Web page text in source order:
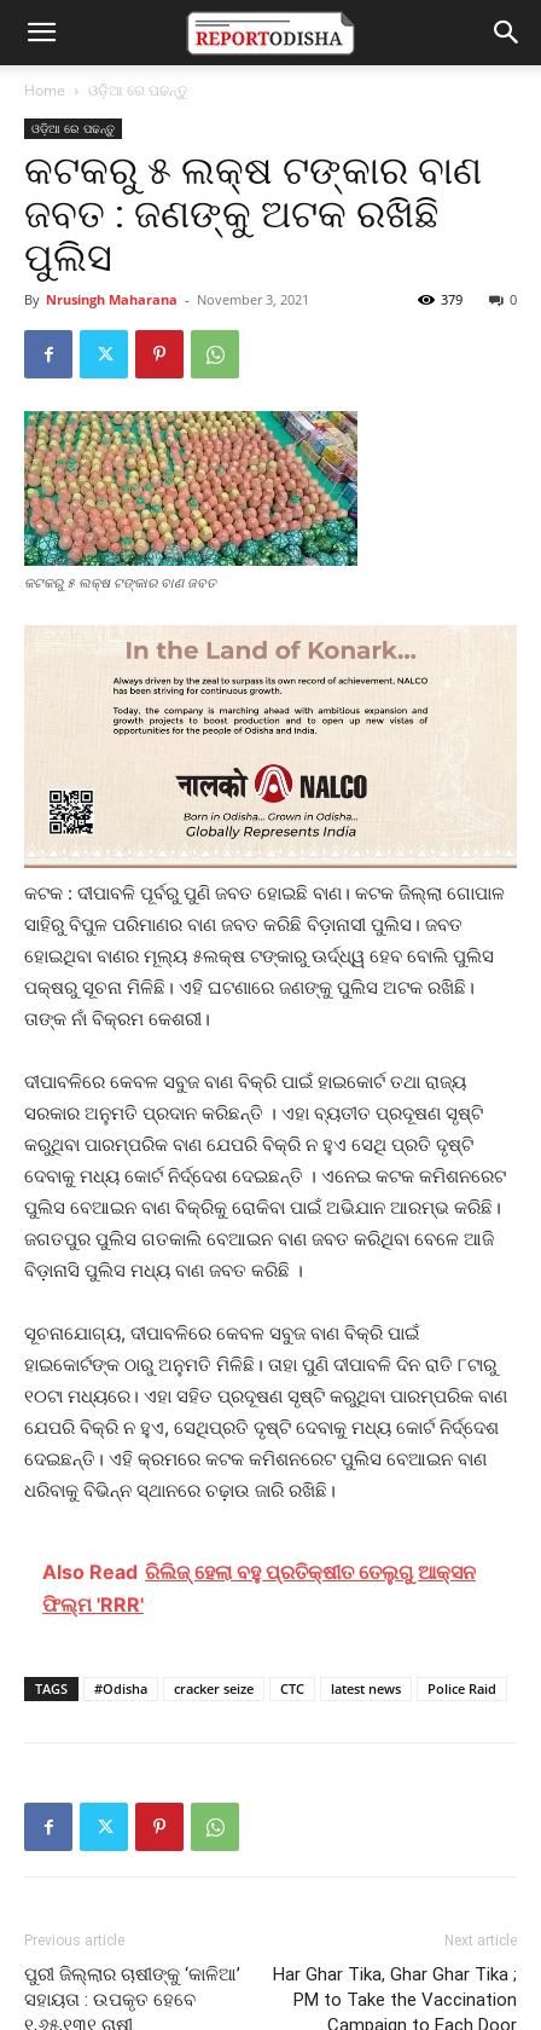
Home ଓଡ଼ିଆ ରେ ପଢନ୍ତୁ
ଓଡ଼ିଆ ରେ ପଢନ୍ତୁ
କଟକରୁ ୫ ଲକ୍ଷ ଟଙ୍କାର ବାଣ
ଜବତ : ଜଣଙ୍କୁ ଅଟକ ରଖିଛି
ପୁଲିସ
By Nrusingh Maharana - November 3, 2021 0
379
କଟକରୁ ୫ ଲକ୍ଷ ଟଙ୍କାର ବାଣ ଜବତ
କଟକ : ଦୀପାବଳି ପୂର୍ବରୁ ପୁଣି ଜବତ ହୋଇଛି ବାଣ। କଟକ ଜିଲ୍ଲା ଗୋପାଳ
ସାହିରୁ ବିପୁଳ ପରିମାଣର ବାଣ ଜବତ କରିଛି ବିଡ଼ାନାସୀ ପୁଲିସ। ଜବତ
ହୋଇଥିବା ବାଣର ମୂଲ୍ୟ ୫ଲକ୍ଷ ଟଙ୍କାରୁ ଊର୍ଦ୍ଧ୍ୱ ହେବ ବୋଲି ପୁଲିସ
ପକ୍ଷରୁ ସୂଚନା ମିଳିଛି। ଏହି ଘଟଣାରେ ଜଣଙ୍କୁ ପୁଲିସ ଅଟକ ରଖିଛି।
ତାଙ୍କ ନାଁ ବିକ୍ରମ କେଶରୀ।
ଦୀପାବଳିରେ କେବଳ ସବୁଜ ବାଣ ବିକ୍ରି ପାଇଁ ହାଇକୋର୍ଟ ତଥା ରାଜ୍ୟ
ସରକାର ଅନୁମତି ପ୍ରଦାନ କରିଛନ୍ତି । ଏହା ବ୍ୟତୀତ ପ୍ରଦୂଷଣ ସୃଷ୍ଟି
କରୁଥିବା ପାରମ୍ପରିକ ବାଣ ଯେପରି ବିକ୍ରି ନ ହୁଏ ସେଥି ପ୍ରତି ଦୃଷ୍ଟି
ଦେବାକୁ ମଧ୍ୟ କୋର୍ଟ ନିର୍ଦ୍ଦେଶ ଦେଇଛନ୍ତି । ଏନେଇ କଟକ କମିଶନରେଟ
ପୁଲିସ ବେଆଇନ ବାଣ ବିକ୍ରିକୁ ରୋକିବା ପାଇଁ ଅଭିଯାନ ଆରମ୍ଭ କରିଛି।
ଜଗତପୁର ପୁଲିସ ଗତକାଲି ବେଆଇନ ବାଣ ଜବତ କରିଥିବା ବେଳେ ଆଜି
ବିଡ଼ାନାସି ପୁଲିସ ମଧ୍ୟ ବାଣ ଜବତ କରିଛି ।
ସୂଚନାଯୋଗ୍ୟ, ଦୀପାବଳିରେ କେବଳ ସବୁଜ ବାଣ ବିକ୍ରି ପାଇଁ
ହାଇକୋର୍ଟଙ୍କ ଠାରୁ ଅନୁମତି ମିଳିଛି। ତାହା ପୁଣି ଦୀପାବଳି ଦିନ ରାତି ୮ଟାରୁ
୧୦ଟା ମଧ୍ୟରେ। ଏହା ସହିତ ପ୍ରଦୂଷଣ ସୃଷ୍ଟି କରୁଥିବା ପାରମ୍ପରିକ ବାଣ
ଯେପରି ବିକ୍ରି ନ ହୁଏ, ସେଥିପ୍ରତି ଦୃଷ୍ଟି ଦେବାକୁ ମଧ୍ୟ କୋର୍ଟ ନିର୍ଦ୍ଦେଶ
ଦେଇଛନ୍ତି। ଏହି କ୍ରମରେ କଟକ କମିଶନରେଟ ପୁଲିସ ବେଆଇନ ବାଣ
ଧରିବାକୁ ବିଭିନ୍ନ ସ୍ଥାନରେ ଚଢ଼ାଉ ଜାରି ରଖିଛି।
Also Read ରିଲିଜ୍ ହେଲା ବହୁ ପ୍ରତିକ୍ଷୀତ ତେଲୁଗୁ ଆକ୍ସନ
ଫିଲ୍ମ 'RRR'
TAGS #Odisha cracker seize CTC latest news Police Raid
Previous article
ପୁରୀ ଜିଲ୍ଲାର ଚାଷୀଙ୍କୁ ‘କାଳିଆ’
ସହାୟତା : ଉପକୃତ ହେବେ
୧,୬୫,୧୩୧ ଚାଷୀ
Next article
Har Ghar Tika, Ghar Ghar Tika ;
PM to Take the Vaccination
Campaign to Each Door